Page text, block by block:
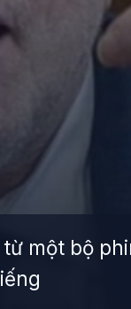
một bộ